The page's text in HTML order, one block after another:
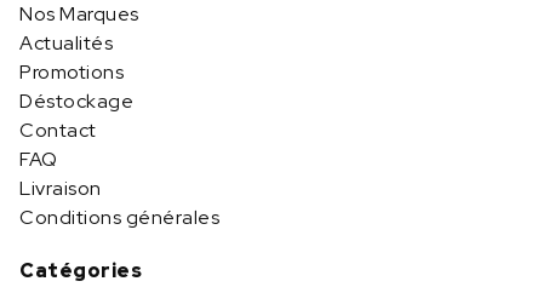
Nos Marques
Actualités
Promotions
Déstockage
Contact
FAQ
Livraison
Conditions générales
Catégories